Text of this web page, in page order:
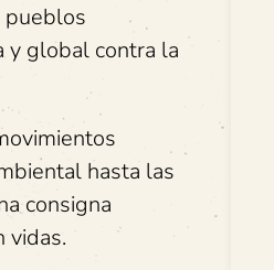
pueblos
y global contra la
hasta las
consigna
vidas.